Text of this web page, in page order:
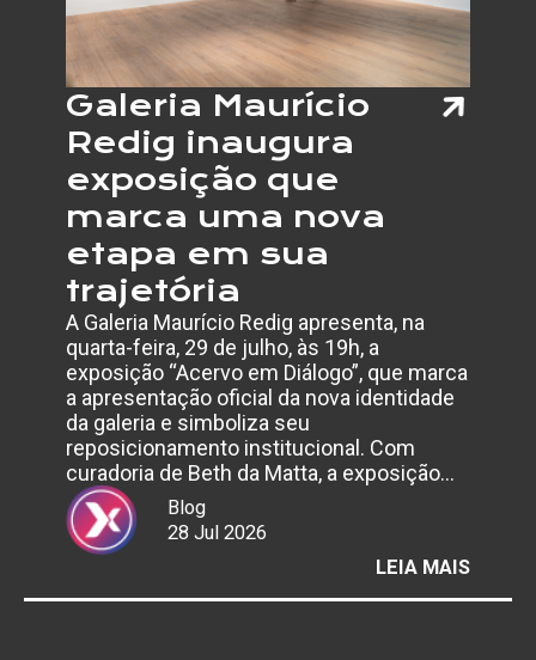
Galeria Maurício
Redig inaugura
exposição que
marca uma nova
etapa em sua
trajetória
A Galeria Maurício Redig apresenta, na
quarta-feira, 29 de julho, às 19h, a
exposição “Acervo em Diálogo”, que marca
a apresentação oficial da nova identidade
da galeria e simboliza seu
reposicionamento institucional. Com
curadoria de Beth da Matta, a exposição…
Blog
28 Jul 2026
LEIA MAIS: